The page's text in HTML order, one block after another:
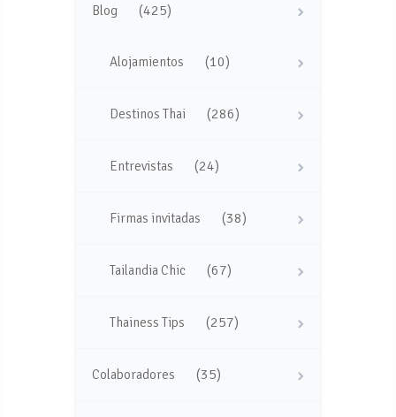
Blog (425)
Alojamientos (10)
Destinos Thai (286)
Entrevistas (24)
Firmas invitadas (38)
Tailandia Chic (67)
Thainess Tips (257)
Colaboradores (35)